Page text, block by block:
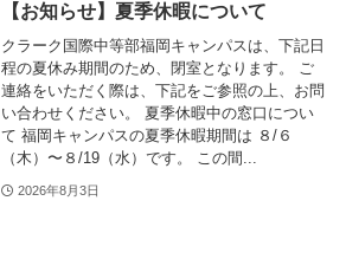
【お知らせ】夏季休暇について
クラーク国際中等部福岡キャンパスは、下記日
程の夏休み期間のため、閉室となります。 ご
連絡をいただく際は、下記をご参照の上、お問
い合わせください。 夏季休暇中の窓口につい
て 福岡キャンパスの夏季休暇期間は ８/６
（木）〜８/19（水）です。 この間...
2026年8月3日